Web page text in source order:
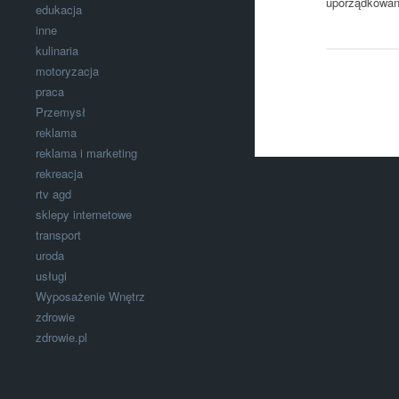
edukacja
inne
kulinaria
motoryzacja
praca
Przemysł
reklama
reklama i marketing
rekreacja
rtv agd
sklepy internetowe
transport
uroda
usługi
Wyposażenie Wnętrz
zdrowie
zdrowie.pl